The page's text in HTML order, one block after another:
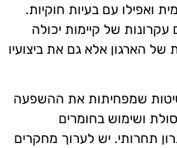
ואפילו עם בעיות חוקיות.
של קיימות יכולה
הארגון אלא גם את ביצועיו
שמפחיתות את ההשפעה
ושימוש בחומרים
תחרותי. יש לערוך מחקרים